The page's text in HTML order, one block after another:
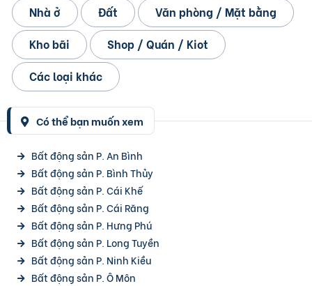
Nhà ở Đất
Văn phòng / Mặt bằng
Kho bãi
Shop / Quán / Kiot
Các loại khác
Có thể bạn muốn xem
Bất động sản P. An Bình
Bất động sản P. Bình Thủy
Bất động sản P. Cái Khế
Bất động sản P. Cái Răng
Bất động sản P. Hưng Phú
Bất động sản P. Long Tuyền
Bất động sản P. Ninh Kiều
Bất động sản P. Ô Môn